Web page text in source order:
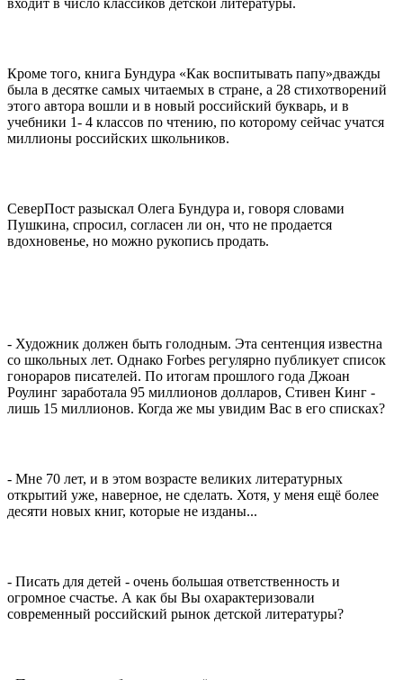
входит в число классиков детской литературы.
Кроме того, книга Бундура «Как воспитывать папу»дважды
была в десятке самых читаемых в стране, а 28 стихотворений
этого автора вошли и в новый российский букварь, и в
учебники 1- 4 классов по чтению, по которому сейчас учатся
миллионы российских школьников.
СеверПост разыскал Олега Бундура и, говоря словами
Пушкина, спросил, согласен ли он, что не продается
вдохновенье, но можно рукопись продать.
- Художник должен быть голодным. Эта сентенция известна
со школьных лет. Однако Forbes регулярно публикует список
гонораров писателей. По итогам прошлого года Джоан
Роулинг заработала 95 миллионов долларов, Стивен Кинг -
лишь 15 миллионов. Когда же мы увидим Вас в его списках?
- Мне 70 лет, и в этом возрасте великих литературных
открытий уже, наверное, не сделать. Хотя, у меня ещё более
десяти новых книг, которые не изданы...
- Писать для детей - очень большая ответственность и
огромное счастье. А как бы Вы охарактеризовали
современный российский рынок детской литературы?